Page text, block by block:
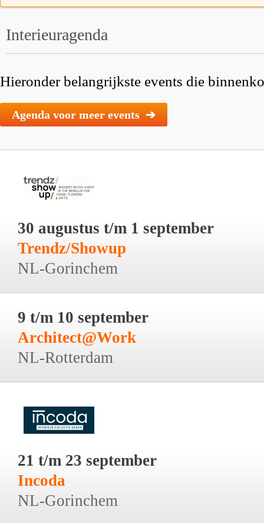
Interieuragenda
Hieronder belangrijkste events die
Agenda voor meer events ➔
30 augustus t/m 1 september
Trendz/Showup
NL-Gorinchem
9 t/m 10 september
Architect@Work
NL-Rotterdam
21 t/m 23 september
Incoda
NL-Gorinchem